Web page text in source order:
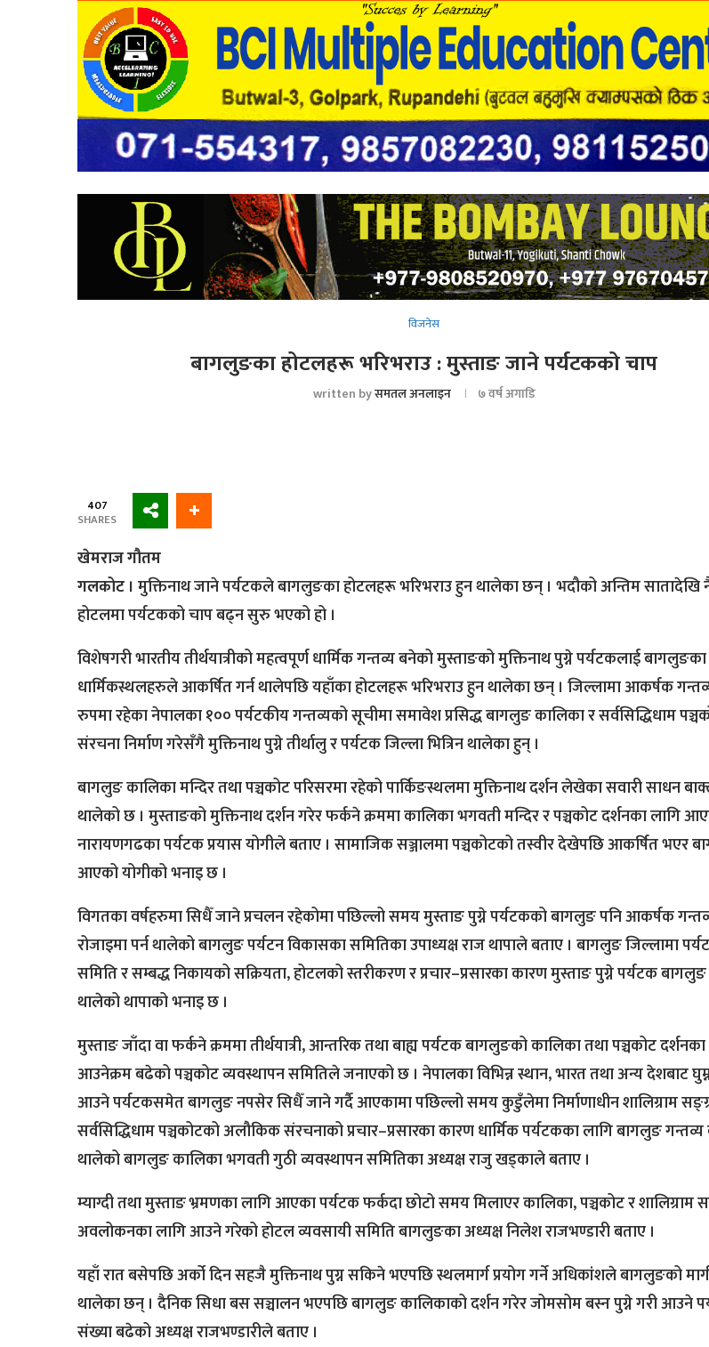
विजनेस
बागलुङका होटलहरू भरिभराउ : मुस्ताङ जाने पर्यटकको चाप
written byसमतल अनलाइन ७ वर्ष अगाडि
407
SHARES
खेमराज गौतम
गलकोट । मुक्तिनाथ जाने पर्यटकले बागलुङका होटलहरू भरिभराउ हुन थालेका छन् । भदौको अन्तिम सातादेखि
होटलमा पर्यटकको चाप बढ्न सुरु भएको हो ।
विशेषगरी भारतीय तीर्थयात्रीको महत्वपूर्ण धार्मिक गन्तव्य बनेको मुस्ताङको मुक्तिनाथ पुग्ने पर्यटकलाई बागलुङका
धार्मिकस्थलहरुले आकर्षित गर्न थालेपछि यहाँका होटलहरू भरिभराउ हुन थालेका छन् । जिल्लामा आकर्षक
रुपमा रहेका नेपालका १०० पर्यटकीय गन्तव्यको सूचीमा समावेश प्रसिद्ध बागलुङ कालिका र सर्वसिद्धिधाम
संरचना निर्माण गरेसँगै मुक्तिनाथ पुग्ने तीर्थालु र पर्यटक जिल्ला भित्रिन थालेका हुन् ।
बागलुङ कालिका मन्दिर तथा पञ्चकोट परिसरमा रहेको पार्किङस्थलमा मुक्तिनाथ दर्शन लेखेका सवारी साधन
थालेको छ । मुस्ताङको मुक्तिनाथ दर्शन गरेर फर्कने क्रममा कालिका भगवती मन्दिर र पञ्चकोट दर्शनका लागि
नारायणगढका पर्यटक प्रयास योगीले बताए । सामाजिक सञ्जालमा पञ्चकोटको तस्वीर देखेपछि आकर्षित भएर
आएको योगीको भनाइ छ ।
विगतका वर्षहरुमा सिधैँ जाने प्रचलन रहेकोमा पछिल्लो समय मुस्ताङ पुग्ने पर्यटकको बागलुङ पनि आकर्षक
रोजाइमा पर्न थालेको बागलुङ पर्यटन विकासका समितिका उपाध्यक्ष राज थापाले बताए । बागलुङ जिल्लामा
समिति र सम्बद्ध निकायको सक्रियता, होटलको स्तरीकरण र प्रचार–प्रसारका कारण मुस्ताङ पुग्ने पर्यटक
थालेको थापाको भनाइ छ ।
मुस्ताङ जाँदा वा फर्कने क्रममा तीर्थयात्री, आन्तरिक तथा बाह्य पर्यटक बागलुङको कालिका तथा पञ्चकोट
आउनेक्रम बढेको पञ्चकोट व्यवस्थापन समितिले जनाएको छ । नेपालका विभिन्न स्थान, भारत तथा अन्य देशबाट
आउने पर्यटकसमेत बागलुङ नपसेर सिधैँ जाने गर्दै आएकामा पछिल्लो समय कुडुँलेमा निर्माणाधीन शालिग्राम
सर्वसिद्धिधाम पञ्चकोटको अलौकिक संरचनाको प्रचार–प्रसारका कारण धार्मिक पर्यटकका लागि बागलुङ गन्तव्य
थालेको बागलुङ कालिका भगवती गुठी व्यवस्थापन समितिका अध्यक्ष राजु खड्काले बताए ।
म्याग्दी तथा मुस्ताङ भ्रमणका लागि आएका पर्यटक फर्कदा छोटो समय मिलाएर कालिका, पञ्चकोट र शालिग्राम
अवलोकनका लागि आउने गरेको होटल व्यवसायी समिति बागलुङका अध्यक्ष निलेश राजभण्डारी बताए ।
यहाँ रात बसेपछि अर्को दिन सहजै मुक्तिनाथ पुग्न सकिने भएपछि स्थलमार्ग प्रयोग गर्ने अधिकांशले बागलुङको मार्ग
थालेका छन् । दैनिक सिधा बस सञ्चालन भएपछि बागलुङ कालिकाको दर्शन गरेर जोमसोम बस्न पुग्ने गरी आउने
संख्या बढेको अध्यक्ष राजभण्डारीले बताए ।